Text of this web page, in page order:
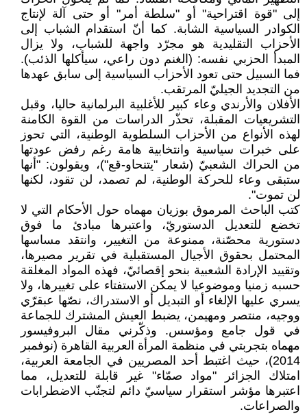
إلى "قوة اقتراحية" أو "سلطة أمر" أو حتى آلة لإنتاج
الكوادر السياسية الشابة. كما أنّ استقدام الشباب إلى
الأحزاب التقليدية هو مجرّد واجهة للشباب، ولا يزال
المبدأ الحزبي نفسه: (الغنم دون راعي، سيأكلها الذئب).
فما السبيل حتى تعود الأحزاب السياسية إلى سابق عهدها
من التجديد الجيليّ المرتقب.
الأفلان والأرندي وعاء كبير للأغلبية البرلمانية حاليا، وقبل
التشريعيات المقبلة، تحذّر الدراسات من القوة الكامنة
لهذه الأنواع من الأحزاب السلطوية الوطنية، التي تحوز
على خبرات سياسية وانتخابية هامة رغم رفض عودتها
من الحراك الشعبيّ (شعار "يتنحاو-قع")، ويقولون: "أنها
ستبقى وعاء للحركة الوطنية، لم تصمد، لن تقود، لكنها
لن تموت".
كتب الباحث المرموق بوزيان مهماه حول الأحكام التي لا
تخضع للتعديل الدستوريّ، واعتبرها مبادئ ما فوق
دستورية محصّنة، ممنوعة من التغيير، وانتقد مساسها
المحتمل بحقوق الأجيال المستقبلية في تقرير مصيرها،
وتقييد الإرادة الشعبية بنحو إقصائيّ، فهذه المواد المغلقة
حسبه زمنيا وموضوعيا لا يمكن الاستفتاء على تغييرها، ولا
يسري عليها الإلغاء أو التبديل أو الاستدراك، نصّها عبقرّي
ووجيه، منتصر ومهيمن، يضبط العيش المشترك للجماعة
في قول جامع ومؤسس. وذكّرني مقال البروفيسور
مهماه بتجربتي في منظمة المرأة العربية القاهرة (نوفمبر
2014)، حيث اغتبط أحد المصريين في الجامعة العربية،
امتلاك الجزائر "مواد صمّاء" غير قابلة للتعديل، مما
اعتبرها مؤشر استقرار سياسيّ دائم لتجنّب الاضطرابات
والصراعات.